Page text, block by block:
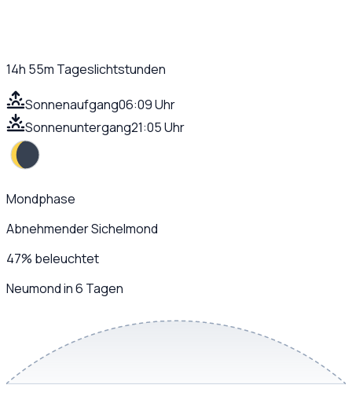
14h 55m Tageslichtstunden
Sonnenaufgang06:09 Uhr
Sonnenuntergang21:05 Uhr
Mondphase
Abnehmender Sichelmond
47% beleuchtet
Neumond in 6 Tagen